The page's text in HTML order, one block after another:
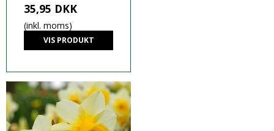
35,95 DKK
(inkl. moms)
VIS PRODUKT